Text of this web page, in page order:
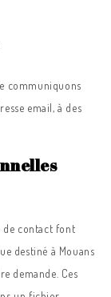
communiquons
email, à des
contact font
destiné à Mouans
demande. Ces